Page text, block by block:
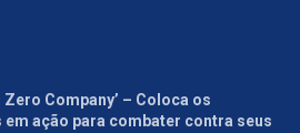
Zero Company’ – Coloca os
ação para combater contra seus